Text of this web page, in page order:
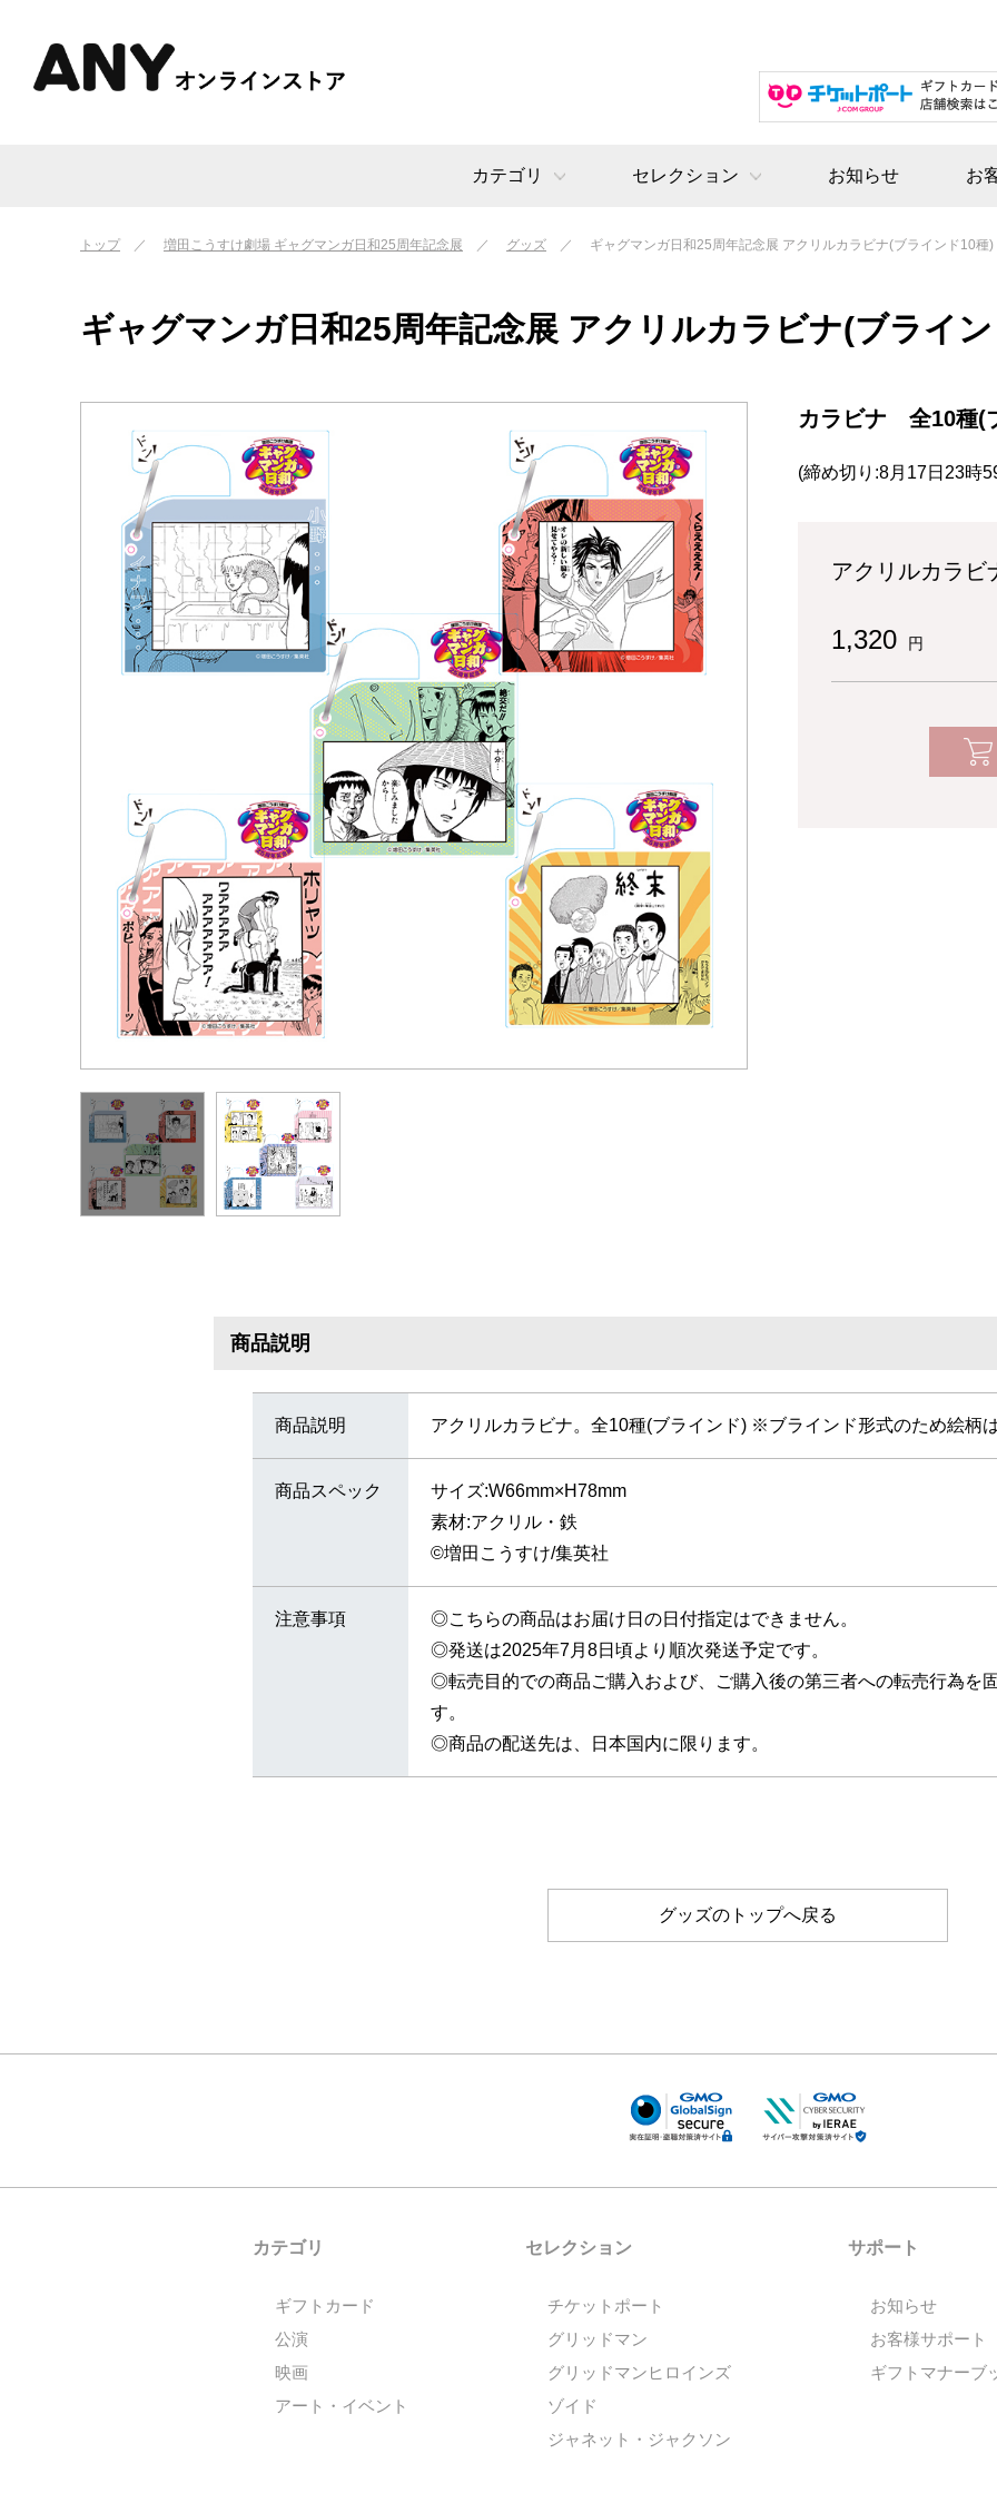
カテゴリ セレクション お知らせ お
トップ 増田こうすけ劇場 ギャグマンガ日和25周年記念展 グッズ ギャグマンガ日和25周年記念展 アクリルカラビナ(ブラインド10種)
ギャグマンガ日和25周年記念展 アクリルカラビナ(ブライ
カラビナ 全10種(
(締め切り:8月17日23時
アクリルカラビ
1,320 円
商品説明
商品説明 アクリルカラビナ。全10種(ブラインド) ※ブラインド形式のため絵柄
商品スペック
サイズ:W66mm×H78mm
素材:アクリル・鉄
©増田こうすけ/集英社
注意事項
◎こちらの商品はお届け日の日付指定はできません。
◎発送は2025年7月8日頃より順次発送予定です。
◎転売目的での商品ご購入および、ご購入後の第三者への転売行為を
す。
◎商品の配送先は、日本国内に限ります。
グッズのトップへ戻る
カテゴリ
ギフトカード
公演
映画
アート・イベント
セレクション
チケットポート
グリッドマン
グリッドマンヒロインズ
ゾイド
ジャネット・ジャクソン
サポート
お知らせ
お客様サポート
ギフトマナーブ